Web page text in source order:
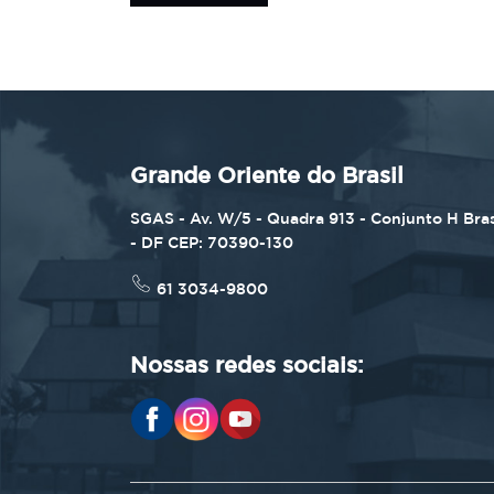
Grande Oriente do Brasil
SGAS - Av. W/5 - Quadra 913 - Conjunto H
- DF CEP: 70390-130
61 3034-9800
Nossas redes sociais: